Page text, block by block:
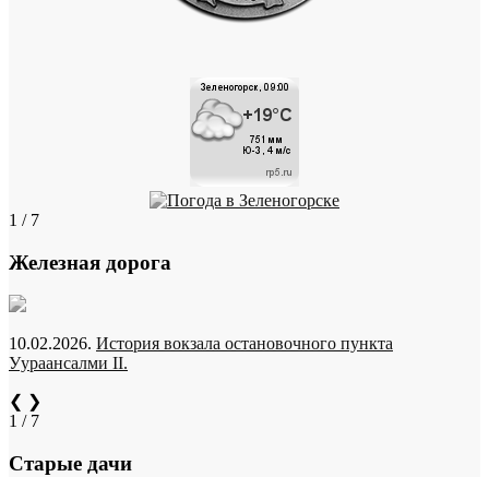
1 / 7
Железная дорога
10.02.2026. История вокзала остановочного пункта
Уураансалми II.
❮ ❯
1 / 7
Старые дачи